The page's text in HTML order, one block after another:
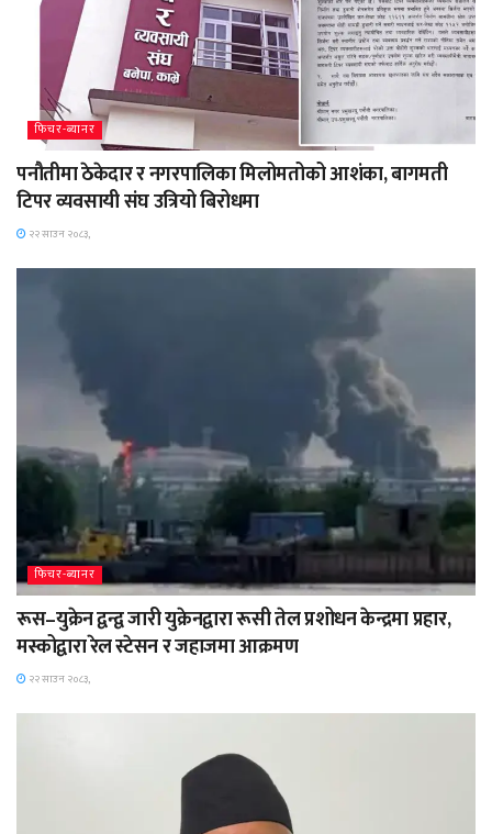
फिचर-ब्यानर
पनौतीमा ठेकेदार र नगरपालिका मिलोमतोको आशंका, बागमती
टिपर व्यवसायी संघ उत्रियो बिरोधमा
२२ साउन २०८३,
फिचर-ब्यानर
रूस–युक्रेन द्वन्द्व जारी युक्रेनद्वारा रूसी तेल प्रशोधन केन्द्रमा प्रहार,
मस्कोद्वारा रेल स्टेसन र जहाजमा आक्रमण
२२ साउन २०८३,